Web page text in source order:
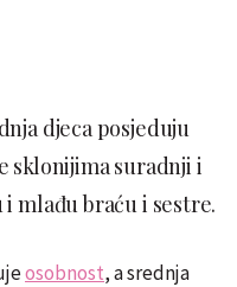
djeca posjeduju
sklonijima suradnji i
mlađu braću i sestre.
osobnost, a srednja